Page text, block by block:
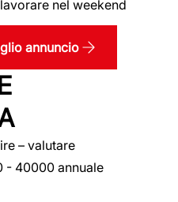
nel weekend
annuncio
– valutare
- 40000 annuale